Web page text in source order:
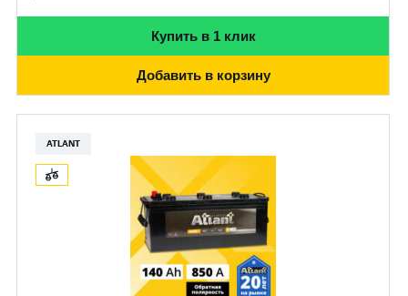
Купить в 1 клик
Добавить в корзину
ATLANT